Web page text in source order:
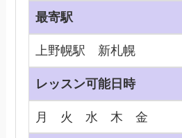
最寄駅
上野幌駅 新札幌
レッスン可能日時
月 火 水 木 金